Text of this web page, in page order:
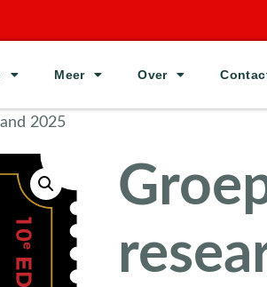
Meer Over
2025